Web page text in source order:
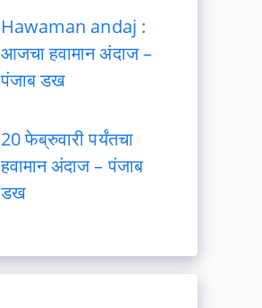
Hawaman andaj :
आजचा हवामान अंदाज –
पंजाब डख
20 फेब्रुवारी पर्यंतचा
हवामान अंदाज – पंजाब
डख